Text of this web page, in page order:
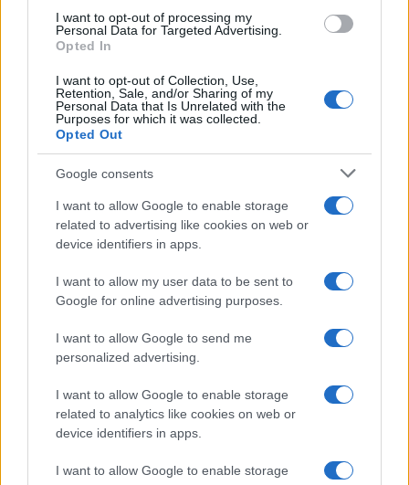
I want to opt-out of processing my
Personal Data for Targeted Advertising.
Opted In
I want to opt-out of Collection, Use,
Retention, Sale, and/or Sharing of my
Personal Data that Is Unrelated with the
Purposes for which it was collected.
Opted Out
Google consents
I want to allow Google to enable storage
related to advertising like cookies on web or
device identifiers in apps.
I want to allow my user data to be sent to
Google for online advertising purposes.
I want to allow Google to send me
personalized advertising.
I want to allow Google to enable storage
related to analytics like cookies on web or
device identifiers in apps.
I want to allow Google to enable storage
službeni odlazak s funkcije.
#Christian Schmidt